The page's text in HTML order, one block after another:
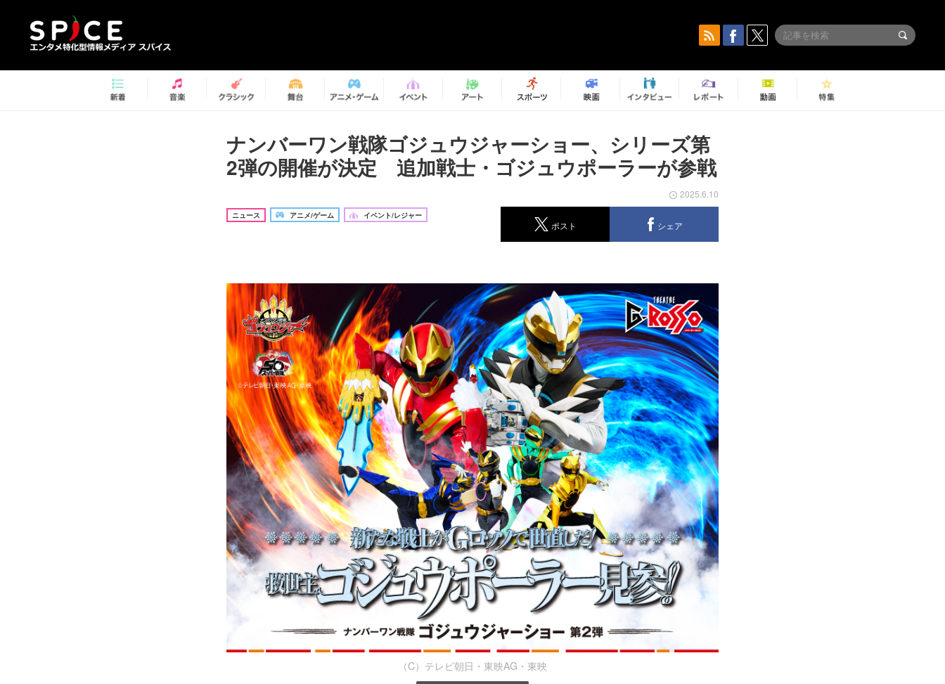
ナンバーワン戦隊ゴジュウジャーショー、シリーズ第
2弾の開催が決定 追加戦士・ゴジュウポーラーが参戦
ニュース アニメ/ゲーム イベント/レジャー
2025.6.10
ポスト シェア
（C）テレビ朝日・東映AG・東映